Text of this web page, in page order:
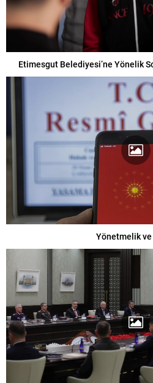
Etimesgut Belediyesi’ne Yönelik
Yönetmelik